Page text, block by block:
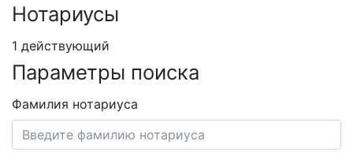
Нотариусы
1 действующий
Параметры поиска
Фамилия нотариуса